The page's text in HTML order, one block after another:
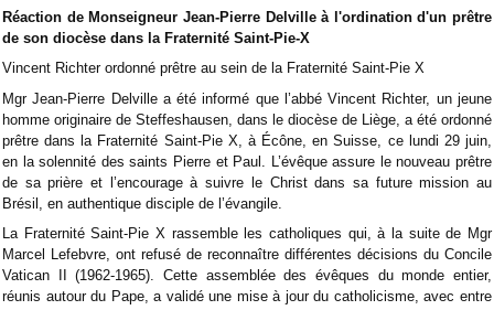
Réaction de Monseigneur Jean-Pierre Delville à l'ordination d'un prêtre
de son diocèse dans la Fraternité Saint-Pie-X
Vincent Richter ordonné prêtre au sein de la Fraternité Saint-Pie X
Mgr Jean-Pierre Delville a été informé que l’abbé Vincent Richter, un jeune
homme originaire de Steffeshausen, dans le diocèse de Liège, a été ordonné
prêtre dans la Fraternité Saint-Pie X, à Écône, en Suisse, ce lundi 29 juin,
en la solennité des saints Pierre et Paul. L’évêque assure le nouveau prêtre
de sa prière et l’encourage à suivre le Christ dans sa future mission au
Brésil, en authentique disciple de l’évangile.
La Fraternité Saint-Pie X rassemble les catholiques qui, à la suite de Mgr
Marcel Lefebvre, ont refusé de reconnaître différentes décisions du Concile
Vatican II (1962-1965). Cette assemblée des évêques du monde entier,
réunis autour du Pape, a validé une mise à jour du catholicisme, avec entre